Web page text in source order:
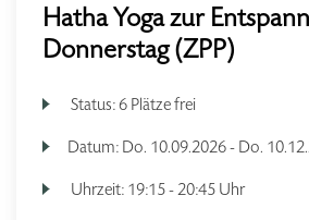
Hatha Yoga zur
Donnerstag (ZPP)
Status:6 Plätze frei
Datum: Do. 10.09.2026 - Do.
Uhrzeit: 19:15 - 20:45 Uhr